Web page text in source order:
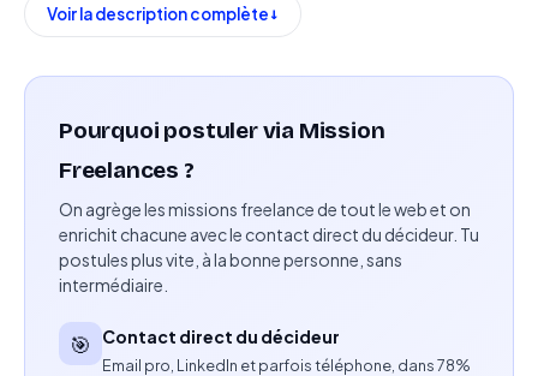
Présenter les solutions et identifier les besoins des
Compétences attendues
Minimum 1 an d’expérience commerciale.
Excellente aisance téléphonique.
Voir la description complète
Pourquoi postuler via Mission
Freelances ?
On agrège les missions freelance de tout le web et on
enrichit chacune avec le contact direct du décideur. Tu
postules plus vite, à la bonne personne, sans
intermédiaire.
🎯 Contact direct du décideur
Email pro, LinkedIn et parfois téléphone, dans 78%